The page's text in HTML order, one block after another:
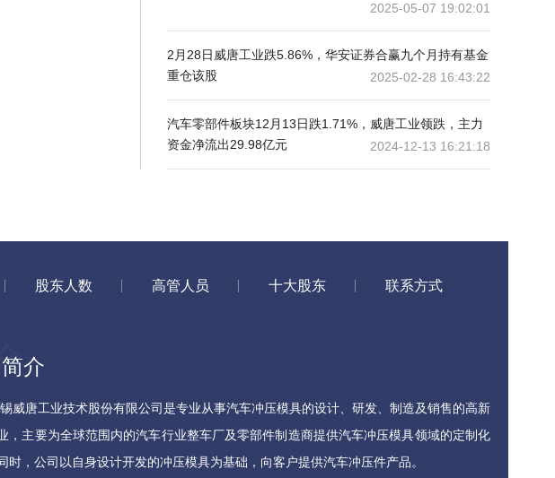
2025-05-07 19:02:01
2月28日威唐工业跌5.86%，华安证券合赢九个月持有基金
重仓该股
2025-02-28 16:43:22
汽车零部件板块12月13日跌1.71%，威唐工业领跌，主力
资金净流出29.98亿元
2024-12-13 16:21:18
股东人数 高管人员 十大股东 联系方式
介
唐工业技术股份有限公司是专业从事汽车冲压模具的设计、研发、制造及销售的高新
，主要为全球范围内的汽车行业整车厂及零部件制造商提供汽车冲压模具领域的定制化
时，公司以自身设计开发的冲压模具为基础，向客户提供汽车冲压件产品。